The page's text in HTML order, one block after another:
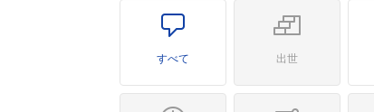
すべて 出世